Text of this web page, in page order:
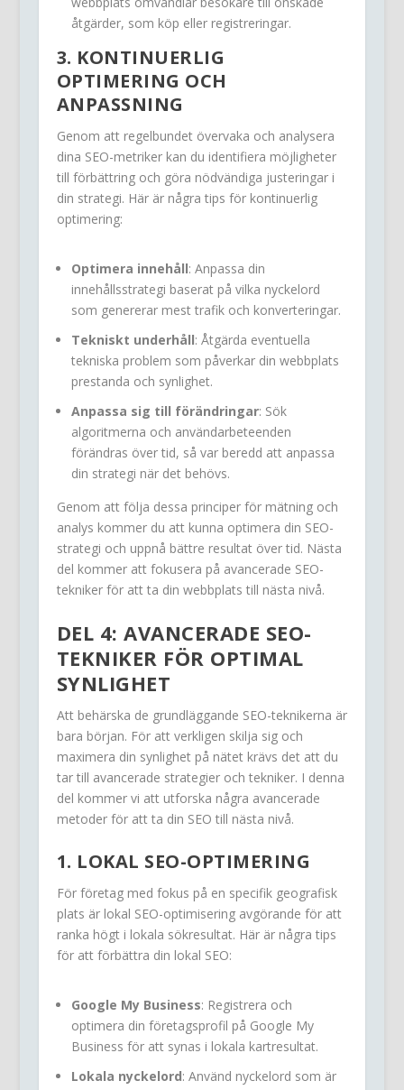
åtgärder, som köp eller registreringar.
3. KONTINUERLIG
OPTIMERING OCH
ANPASSNING
Genom att regelbundet övervaka och analysera
dina SEO-metriker kan du identifiera möjligheter
till förbättring och göra nödvändiga justeringar i
din strategi. Här är några tips för kontinuerlig
optimering:
Optimera innehåll: Anpassa din
innehållsstrategi baserat på vilka nyckelord
som genererar mest trafik och konverteringar.
Tekniskt underhåll: Åtgärda eventuella
tekniska problem som påverkar din webbplats
prestanda och synlighet.
Anpassa sig till förändringar: Sök
algoritmerna och användarbeteenden
förändras över tid, så var beredd att anpassa
din strategi när det behövs.
Genom att följa dessa principer för mätning och
analys kommer du att kunna optimera din SEO-
strategi och uppnå bättre resultat över tid. Nästa
del kommer att fokusera på avancerade SEO-
tekniker för att ta din webbplats till nästa nivå.
DEL 4: AVANCERADE SEO-
TEKNIKER FÖR OPTIMAL
SYNLIGHET
Att behärska de grundläggande SEO-teknikerna är
bara början. För att verkligen skilja sig och
maximera din synlighet på nätet krävs det att du
tar till avancerade strategier och tekniker. I denna
del kommer vi att utforska några avancerade
metoder för att ta din SEO till nästa nivå.
1. LOKAL SEO-OPTIMERING
För företag med fokus på en specifik geografisk
plats är lokal SEO-optimisering avgörande för att
ranka högt i lokala sökresultat. Här är några tips
för att förbättra din lokal SEO:
Google My Business: Registrera och
optimera din företagsprofil på Google My
Business för att synas i lokala kartresultat.
Lokala nyckelord: Använd nyckelord som är